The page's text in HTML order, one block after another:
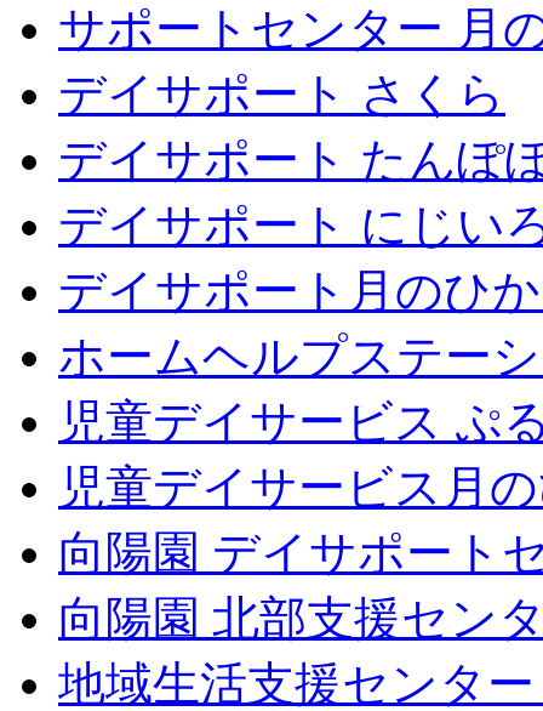
サポートセンター 月
デイサポート さくら
デイサポート たんぽ
デイサポート にじい
デイサポート月のひ
ホームヘルプステー
児童デイサービス ぷ
児童デイサービス月
向陽園 デイサポート
向陽園 北部支援セン
地域生活支援センタ